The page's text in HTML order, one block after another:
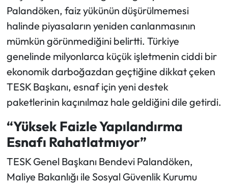
Palandöken, faiz yükünün düşürülmemesi
halinde piyasaların yeniden canlanmasının
mümkün görünmediğini belirtti. Türkiye
genelinde milyonlarca küçük işletmenin ciddi bir
ekonomik darboğazdan geçtiğine dikkat çeken
TESK Başkanı, esnaf için yeni destek
paketlerinin kaçınılmaz hale geldiğini dile getirdi.
“Yüksek Faizle Yapılandırma
Esnafı Rahatlatmıyor”
TESK Genel Başkanı Bendevi Palandöken,
Maliye Bakanlığı ile Sosyal Güvenlik Kurumu